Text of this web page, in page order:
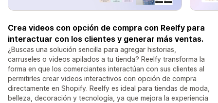
Crea videos con opción de compra con Reelfy para
interactuar con los clientes y generar más ventas.
¿Buscas una solución sencilla para agregar historias,
carruseles o videos apilados a tu tienda? Reelfy transforma la
forma en que los comerciantes interactúan con sus clientes al
permitirles crear videos interactivos con opción de compra
directamente en Shopify. Reelfy es ideal para tiendas de moda,
belleza, decoración y tecnología, ya que mejora la experiencia